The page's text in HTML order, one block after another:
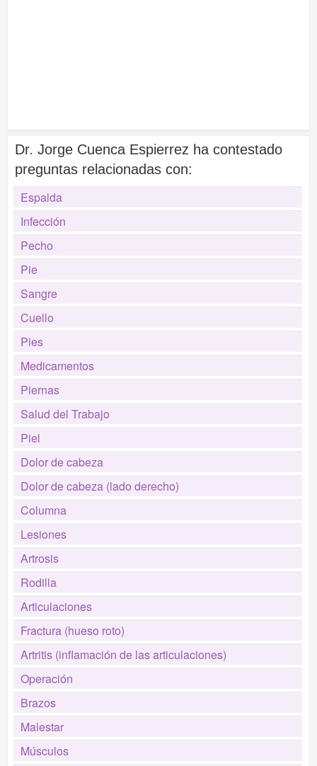
Dr. Jorge Cuenca Espierrez ha contestado
preguntas relacionadas con:
Espalda
Infección
Pecho
Pie
Sangre
Cuello
Pies
Medicamentos
Piernas
Salud del Trabajo
Piel
Dolor de cabeza
Dolor de cabeza (lado derecho)
Columna
Lesiones
Artrosis
Rodilla
Articulaciones
Fractura (hueso roto)
Artritis (inflamación de las articulaciones)
Operación
Brazos
Malestar
Músculos